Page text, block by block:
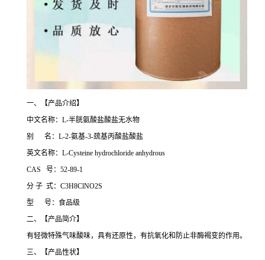
一、【产品介绍】
中文名称：L-半胱氨酸盐酸盐无水物
别 名：L-2-氨基-3-巯基丙酸盐酸盐
英文名称：L-Cysteine hydrochloride anhydrous
CAS 号：52-89-1
分 子 式：C3H8ClNO2S
型 号：食品级
二、【产品简介】
有轻微特殊气味酸味，具有还原性，有抗氧化和防止非酶褐变的作用。
三、【产品性状】